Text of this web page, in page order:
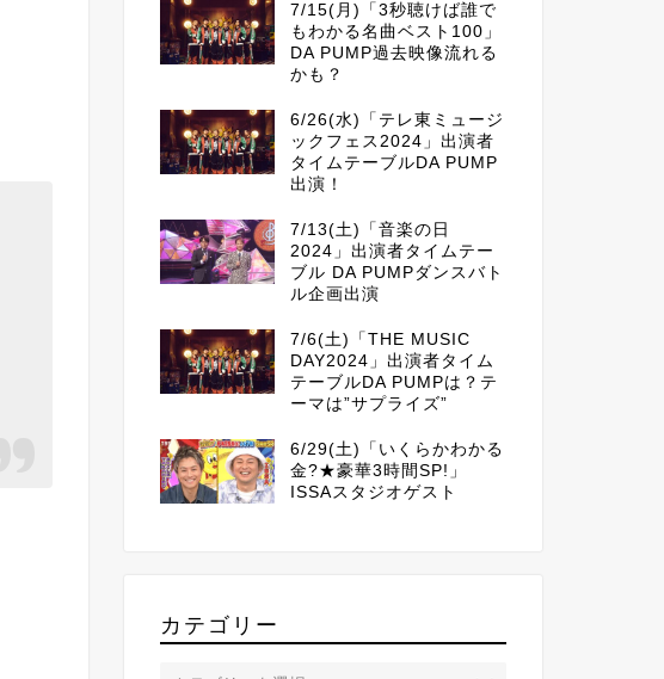
7/15(月)「3秒聴けば誰で
もわかる名曲ベスト100」
DA PUMP過去映像流れる
かも？
6/26(水)「テレ東ミュージ
ックフェス2024」出演者
タイムテーブルDA PUMP
出演！
7/13(土)「音楽の日
2024」出演者タイムテー
ブル DA PUMPダンスバト
ル企画出演
7/6(土)「THE MUSIC
DAY2024」出演者タイム
テーブルDA PUMPは？テ
ーマは”サプライズ”
6/29(土)「いくらかわかる
金?★豪華3時間SP!」
ISSAスタジオゲスト
カテゴリー